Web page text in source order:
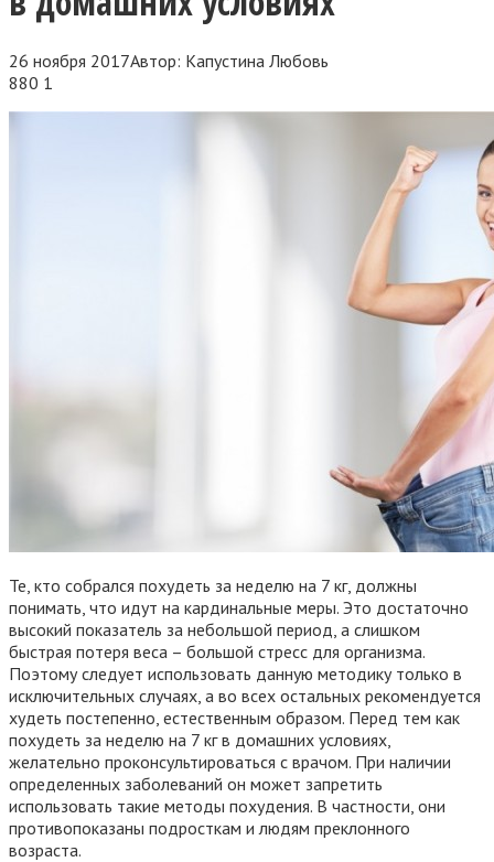
26 ноября 2017Автор: Капустина Любовь
880 1
Те, кто собрался похудеть за неделю на 7 кг, должны
понимать, что идут на кардинальные меры. Это достаточно
высокий показатель за небольшой период, а слишком
быстрая потеря веса – большой стресс для организма.
Поэтому следует использовать данную методику только в
исключительных случаях, а во всех остальных рекомендуется
худеть постепенно, естественным образом. Перед тем как
похудеть за неделю на 7 кг в домашних условиях,
желательно проконсультироваться с врачом. При наличии
определенных заболеваний он может запретить
использовать такие методы похудения. В частности, они
противопоказаны подросткам и людям преклонного
возраста.